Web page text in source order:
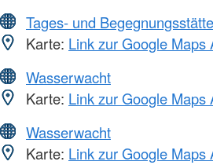
Tages- und Begegnungsstätte
Karte: Link zur Google Maps
Wasserwacht
Karte: Link zur Google Maps
Wasserwacht
Karte: Link zur Google Maps